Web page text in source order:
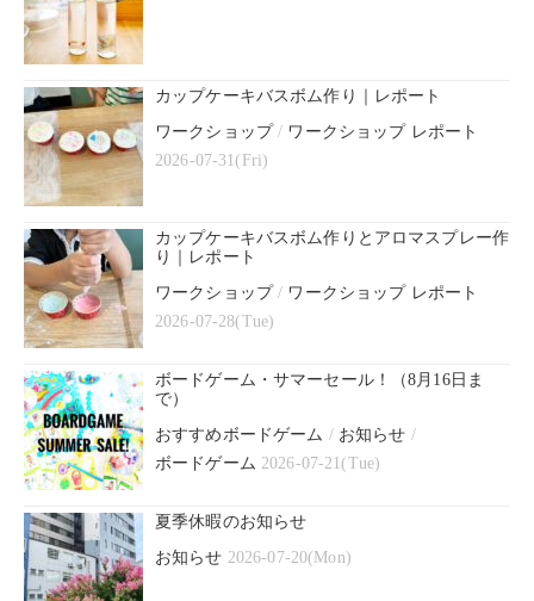
カップケーキバスボム作り｜レポート
ワークショップ/ ワークショップ レポート
2026-07-31(Fri)
カップケーキバスボム作りとアロマスプレー作
り｜レポート
ワークショップ/ ワークショップ レポート
2026-07-28(Tue)
ボードゲーム・サマーセール！（8月16日ま
で）
おすすめボードゲーム / お知らせ /
ボードゲーム 2026-07-21(Tue)
夏季休暇のお知らせ
お知らせ 2026-07-20(Mon)